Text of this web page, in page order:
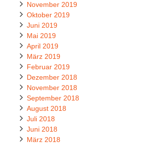
November 2019
Oktober 2019
Juni 2019
Mai 2019
April 2019
März 2019
Februar 2019
Dezember 2018
November 2018
September 2018
August 2018
Juli 2018
Juni 2018
März 2018